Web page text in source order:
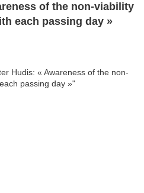
of the non-viability
each passing day »